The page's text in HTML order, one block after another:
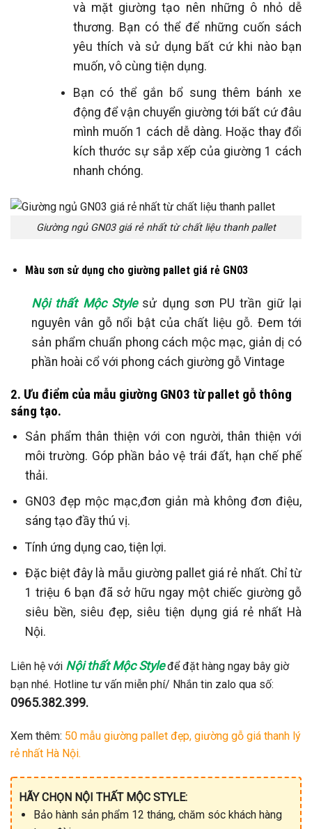
và mặt giường tạo nên những ô nhỏ dễ
thương. Bạn có thể để những cuốn sách
yêu thích và sử dụng bất cứ khi nào bạn
muốn, vô cùng tiện dụng.
Bạn có thể gắn bổ sung thêm bánh xe
động để vận chuyển giường tới bất cứ đâu
mình muốn 1 cách dễ dàng. Hoặc thay đổi
kích thước sự sắp xếp của giường 1 cách
nhanh chóng.
Giường ngủ GN03 giá rẻ nhất từ chất liệu thanh pallet
Màu sơn sử dụng cho giường pallet giá rẻ GN03
Nội thất Mộc Style sử dụng sơn PU trần giữ lại
nguyên vân gỗ nổi bật của chất liệu gỗ. Đem tới
sản phẩm chuẩn phong cách mộc mạc, giản dị có
phần hoài cổ với phong cách giường gỗ Vintage
2. Ưu điểm của mẫu giường GN03 từ pallet gỗ thông
sáng tạo.
Sản phẩm thân thiện với con người, thân thiện với
môi trường. Góp phần bảo vệ trái đất, hạn chế phế
thải.
GN03 đẹp mộc mạc,đơn giản mà không đơn điệu,
sáng tạo đầy thú vị.
Tính ứng dụng cao, tiện lợi.
Đặc biệt đây là mẫu giường pallet giá rẻ nhất. Chỉ từ
1 triệu 6 bạn đã sở hữu ngay một chiếc giường gỗ
siêu bền, siêu đẹp, siêu tiện dụng giá rẻ nhất Hà
Nội.
Liên hệ với Nội thất Mộc Style để đặt hàng ngay bây giờ
bạn nhé. Hotline tư vấn miễn phí/ Nhắn tin zalo qua số:
0965.382.399.
Xem thêm: 50 mẫu giường pallet đẹp, giường gỗ giá thanh lý
rẻ nhất Hà Nội.
HÃY CHỌN NỘI THẤT MỘC STYLE:
Bảo hành sản phẩm 12 tháng, chăm sóc khách hàng